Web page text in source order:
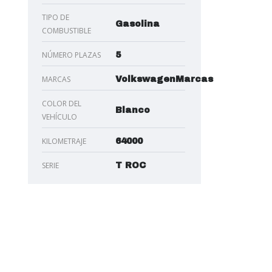
TIPO DE
COMBUSTIBLE
Gasolina
NÚMERO PLAZAS 5
MARCAS VolkswagenMarcas
COLOR DEL
VEHÍCULO
Blanco
KILOMETRAJE 64000
SERIE T ROC